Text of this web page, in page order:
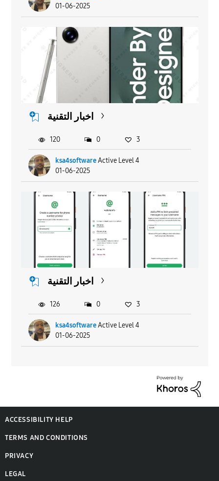
01-06-2025
اخبار التقنية
ksa4software Active Level 4
01-06-2025
120 0 3
اخبار التقنية
ksa4software Active Level 4
01-06-2025
126 0 3
ACCESSIBILITY HELP
TERMS AND CONDITIONS
PRIVACY
LEGAL